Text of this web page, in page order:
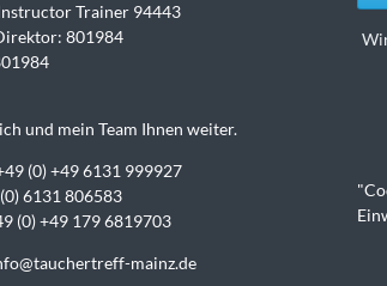
Trainer 94443
801984
und mein Team Ihnen weiter.
(0) +49 6131 999927
6131 806583
(0) +49 179 6819703
mainz.de